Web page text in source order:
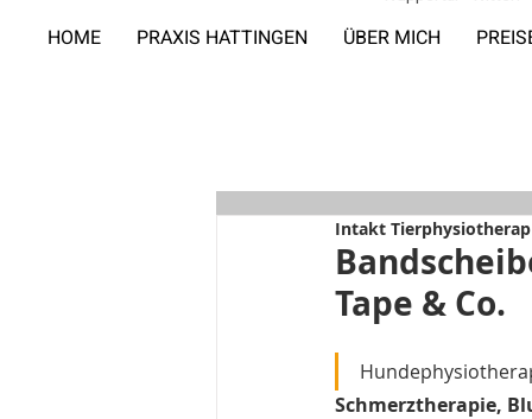
HOME PRAXIS HATTINGEN ÜBER MICH
Tape & Co.
Intakt
Schmerztherapie,